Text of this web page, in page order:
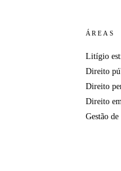
ÁREAS
Litígio
Direito
Direito
Direito
Gestão de